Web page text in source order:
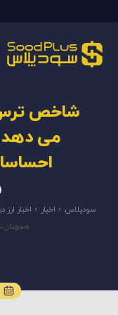
شاخص ترس
می دهد
سودپلاس » اخبار » اخبار ارز
همچنان